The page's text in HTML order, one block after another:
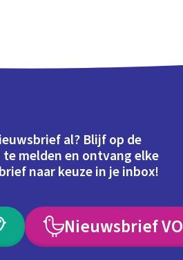
al? Blijf op de
melden en ontvang elke
naar keuze in je inbox!
Nieuwsbrief VO